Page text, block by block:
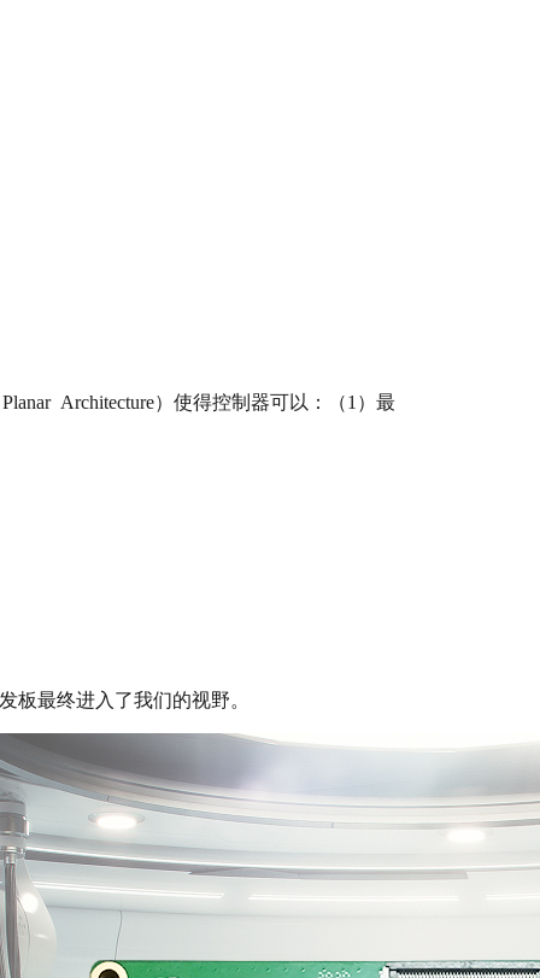
Architecture）使得控制器可以：（1）最
板最终进入了我们的视野。